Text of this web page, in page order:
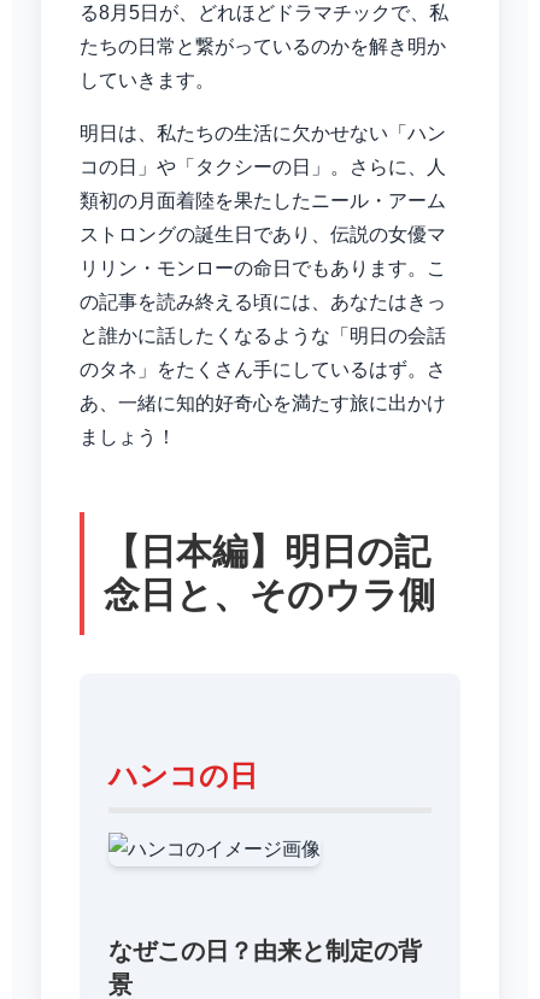
る8月5日が、どれほどドラマチックで、私
たちの日常と繋がっているのかを解き明か
していきます。
明日は、私たちの生活に欠かせない「ハン
コの日」や「タクシーの日」。さらに、人
類初の月面着陸を果たしたニール・アーム
ストロングの誕生日であり、伝説の女優マ
リリン・モンローの命日でもあります。こ
の記事を読み終える頃には、あなたはきっ
と誰かに話したくなるような「明日の会話
のタネ」をたくさん手にしているはず。さ
あ、一緒に知的好奇心を満たす旅に出かけ
ましょう！
【日本編】明日の記
念日と、そのウラ側
ハンコの日
なぜこの日？由来と制定の背
景